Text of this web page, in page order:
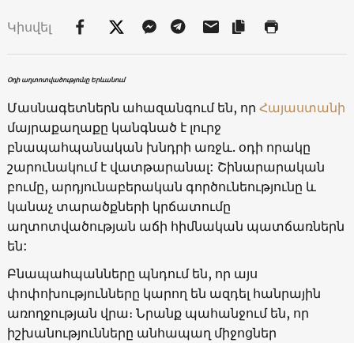
Կիսվել
Օդի աղտոտվածությունը Երևանում
Մասնագետներն ահազանգում են, որ Հայաստանի
մայրաքաղաքը կանգնած է լուրջ
բնապահպանական խնդրի առջև. օդի որակը
շարունակում է վատթարանալ: Շինարարական
բումը, արդյունաբերական գործունեությունը և
կանաչ տարածքների կրճատումը
աղտոտվածության աճի հիմնական պատճառներն
են:
Բնապահպանները պնդում են, որ այս
փոփոխությունները կարող են ազդել հանրային
առողջության վրա։ Նրանք պահանջում են, որ
իշխանությունները անհապաղ միջոցներ